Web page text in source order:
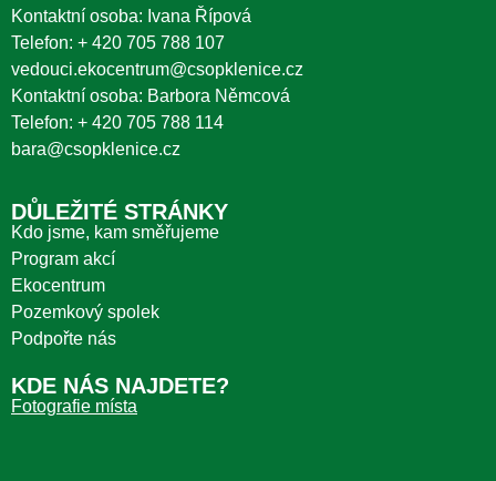
Kontaktní osoba: Ivana Řípová
Telefon: + 420 705 788 107
vedouci.ekocentrum@csopklenice.cz
Kontaktní osoba: Barbora Němcová
Telefon: + 420 705 788 114
bara@csopklenice.cz
DŮLEŽITÉ STRÁNKY
Kdo jsme, kam směřujeme
Program akcí
Ekocentrum
Pozemkový spolek
Podpořte nás
KDE NÁS NAJDETE?
Fotografie místa